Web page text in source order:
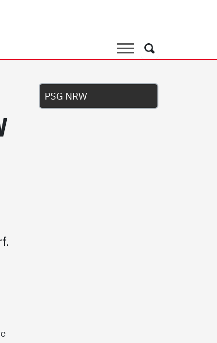
Suche
Suche
Untermenü
PSG NRW